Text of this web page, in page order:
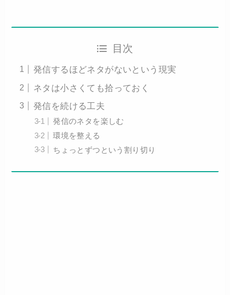
目次
発信するほどネタがないという現実
ネタは小さくても拾っておく
発信を続ける工夫
発信のネタを楽しむ
環境を整える
ちょっとずつという割り切り